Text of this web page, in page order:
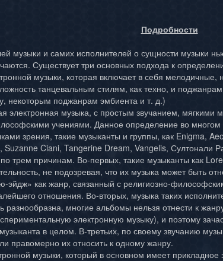
Подробности
музыки и самих исполнителей о сущности музыки
Существует три основных подхода к
музыки, которая включает в себя
танцевальным стилям, как техно, и
некоторым поджанрам эмбиента и т. д.)
музыка, с простым звучанием,
учениями. Данное определение во
зрения, такие музыканты и группы, как Enigma,
Suzanne Ciani, Tangerine Dream, Vangelis, Султонали
трем причинам. Во-первых, такие музыканты как
не подозревая, что их музыка может быть
эйдж» как жанр, связанный с религиозно-
отношения. Во-вторых, музыка таких
разнообразна, многие альбомы нельзя отнести к
электронную музыку), и поэтому
музыканта в целом. В-третьих, по своему звучанию
правомерно их относить к одному жанру.
музыки, который в основном имеет прикладное